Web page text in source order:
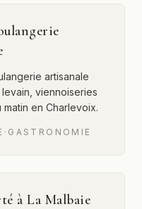
artisanale
viennoiseries
en Charlevoix.
· GASTRONOMIE
à La Malbaie